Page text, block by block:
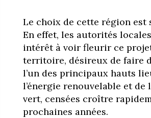
Le choix de cette région est
En effet, les autorités
intérêt à voir fleurir ce
territoire, désireux de faire
l’un des principaux hauts
l’énergie renouvelable et de
vert, censées croître
prochaines années.